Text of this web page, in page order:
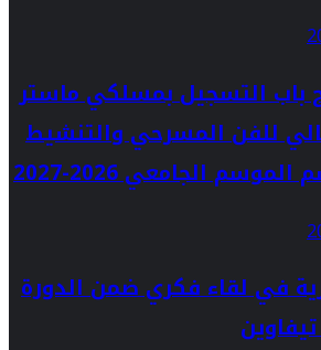
باب التسجيل بمسلكي ماستر
للفن المسرحي والتنشيط
الجامعي 2026-2027
في لقاء فكري ضمن الدورة